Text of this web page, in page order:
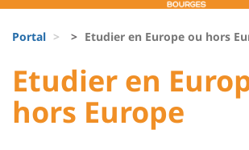
Recherche
Block
liste
des
composantes
d'Ariane
Portal Etudier en Europe ou hors
University
:
Sidebar
University
:
Main
Titre
Etudier en
hors Europe